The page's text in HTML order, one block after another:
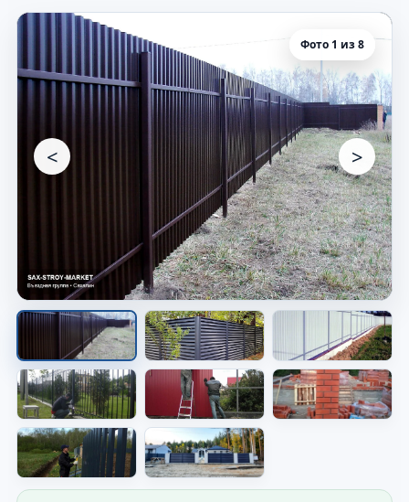
Фото 1 из 8
<
Забор вдоль участка
Видно готовое решение по периметру
участка.
>